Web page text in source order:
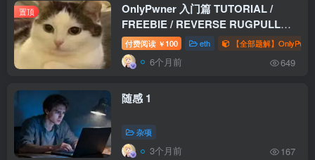
置顶
OnlyPwner 入门篇 TUTORIAL /
FREEBIE / REVERSE RUGPULL
WriteUp
付费阅读 ￥ 100 eth 【全部题解】
6个月前 649
随感 1
杂项
3个月前 167